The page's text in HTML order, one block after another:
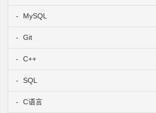
MySQL
Git
C++
SQL
C语言